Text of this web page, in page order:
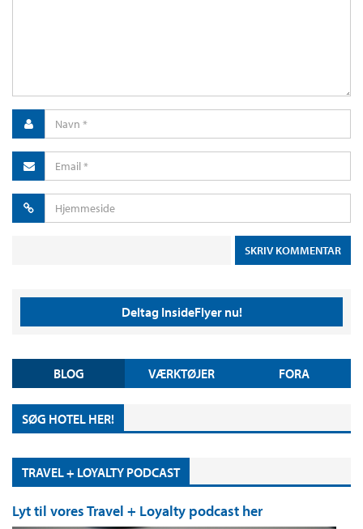
Deltag InsideFlyer nu!
BLOG VÆRKTØJER FORA
SØG HOTEL HER!
TRAVEL + LOYALTY PODCAST
Lyt til vores Travel + Loyalty podcast her